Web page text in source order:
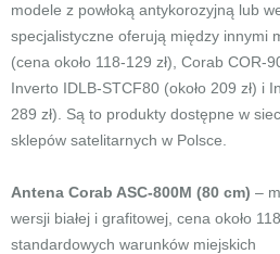
modele z powłoką antykorozyjną lub
specjalistyczne oferują między innymi
(cena około 118-129 zł), Corab COR-
Inverto IDLB-STCF80 (około 209 zł) i
289 zł). Są to produkty dostępne w
sklepów satelitarnych w Polsce.
Antena Corab ASC-800M (80 cm) –
wersji białej i grafitowej, cena około
standardowych warunków miejskich